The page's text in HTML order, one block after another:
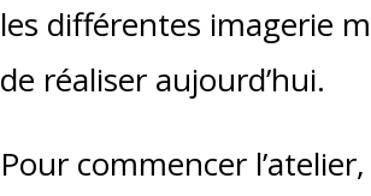
les différentes imagerie
de réaliser aujourd’hui.
Pour commencer